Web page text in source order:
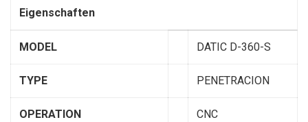
Eigenschaften
MODEL DATIC D-360-S
TYPE PENETRACION
OPERATION CNC